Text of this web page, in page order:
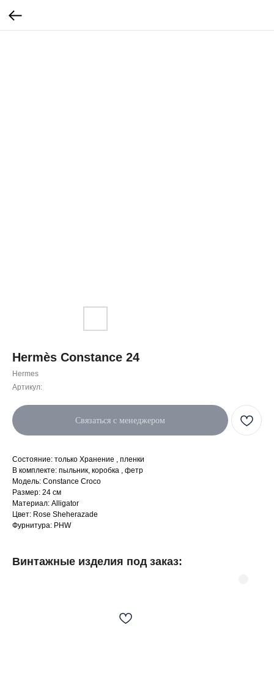
Hermès Constance 24
Hermes
Артикул:
Связаться с менеджером
Состояние: только Хранение , пленки
В комплекте: пыльник, коробка , фетр
Модель: Constance Croco
Размер: 24 см
Материал: Alligator
Цвет: Rose Sheherazade
Фурнитура: PHW
Винтажные изделия под заказ: